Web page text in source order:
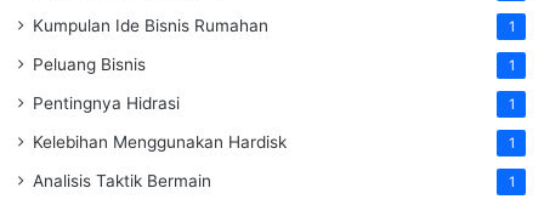
Kumpulan Ide Bisnis Rumahan 1
Peluang Bisnis 1
Pentingnya Hidrasi 1
Kelebihan Menggunakan Hardisk 1
Analisis Taktik Bermain 1